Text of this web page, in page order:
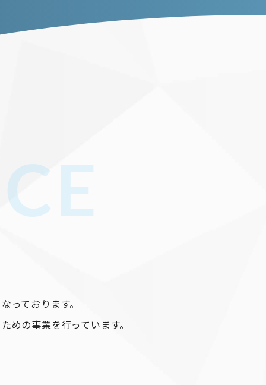
っております。
めの事業を行っています。